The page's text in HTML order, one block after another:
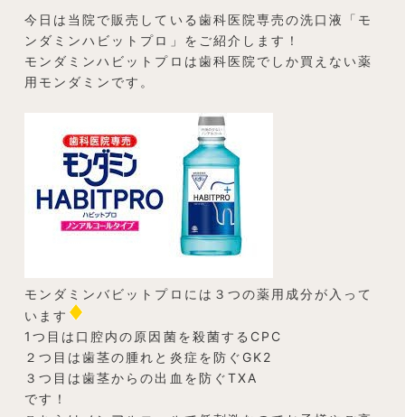
今日は当院で販売している歯科医院専売の洗口液「モ
ンダミンハビットプロ」をご紹介します！
モンダミンハビットプロは歯科医院でしか買えない薬
用モンダミンです。
モンダミンバビットプロには３つの薬用成分が入って
います
1つ目は口腔内の原因菌を殺菌するCPC
２つ目は歯茎の腫れと炎症を防ぐGK2
３つ目は歯茎からの出血を防ぐTXA
です！